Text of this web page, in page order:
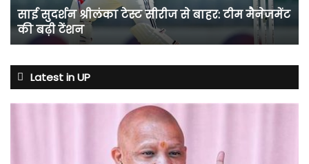
मैनेजमेंट
की
बढ़ी
साई सुदर्शन श्रीलंका टेस्ट सीरीज से बाहर: टीम मैनेजमेंट
की बढ़ी टेंशन
Latest in UP